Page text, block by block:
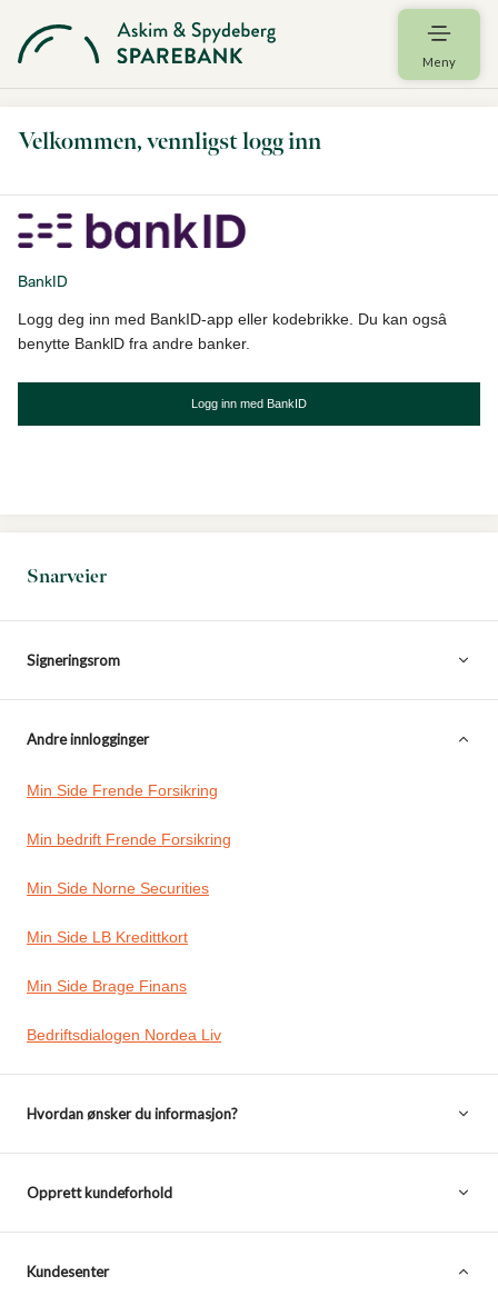
Meny
Velkommen, vennligst logg inn
BankID
Logg deg inn med BankID-app eller kodebrikke. Du kan ogsâ
benytte BanklD fra andre banker.
Logg inn med BankID
Snarveier
Signeringsrom
Andre innlogginger
Min Side Frende Forsikring
Min bedrift Frende Forsikring
Min Side Norne Securities
Min Side LB Kredittkort
Min Side Brage Finans
Bedriftsdialogen Nordea Liv
Hvordan ønsker du informasjon?
Opprett kundeforhold
Kundesenter